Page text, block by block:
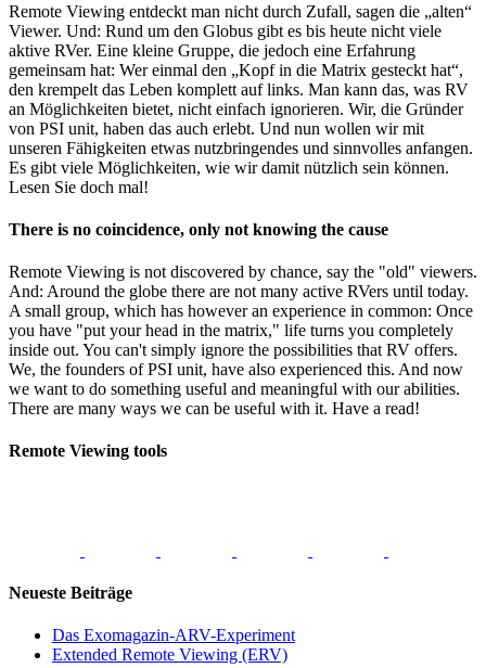
Remote Viewing entdeckt man nicht durch Zufall, sagen die „alten“
Viewer. Und: Rund um den Globus gibt es bis heute nicht viele
aktive RVer. Eine kleine Gruppe, die jedoch eine Erfahrung
gemeinsam hat: Wer einmal den „Kopf in die Matrix gesteckt hat“,
den krempelt das Leben komplett auf links. Man kann das, was RV
an Möglichkeiten bietet, nicht einfach ignorieren. Wir, die Gründer
von PSI unit, haben das auch erlebt. Und nun wollen wir mit
unseren Fähigkeiten etwas nutzbringendes und sinnvolles anfangen.
Es gibt viele Möglichkeiten, wie wir damit nützlich sein können.
Lesen Sie doch mal!
There is no coincidence, only not knowing the cause
Remote Viewing is not discovered by chance, say the "old" viewers.
And: Around the globe there are not many active RVers until today.
A small group, which has however an experience in common: Once
you have "put your head in the matrix," life turns you completely
inside out. You can't simply ignore the possibilities that RV offers.
We, the founders of PSI unit, have also experienced this. And now
we want to do something useful and meaningful with our abilities.
There are many ways we can be useful with it. Have a read!
Remote Viewing tools
Neueste Beiträge
Das Exomagazin-ARV-Experiment
Extended Remote Viewing (ERV)